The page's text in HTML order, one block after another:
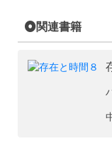
関連書籍